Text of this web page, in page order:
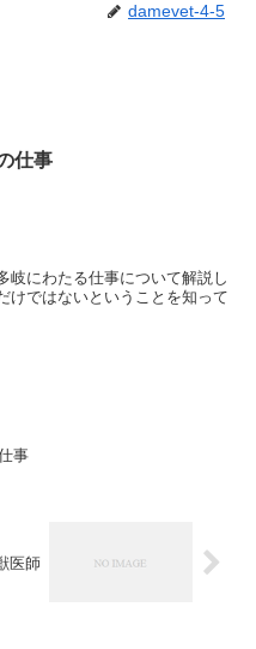
damevet-4-5
仕事
岐にわたる仕事について解説し
けではないということを知って
事
医師